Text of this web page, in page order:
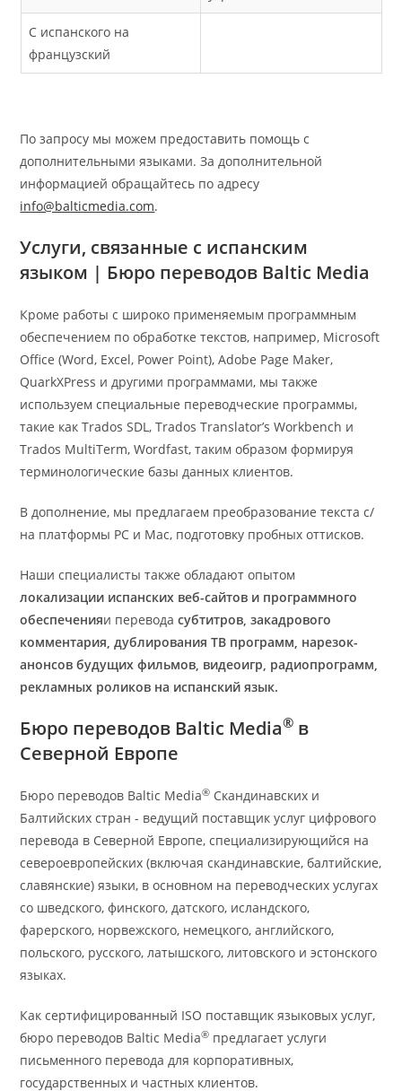
С испанского на
французский
По запросу мы можем предоставить помощь с
дополнительными языками. За дополнительной
информацией обращайтесь по адресу
info@balticmedia.com.
Услуги, связанные с испанским
языком | Бюро переводов Baltic Media
Кроме работы с широко применяемым программным
обеспечением по обработке текстов, например, Microsoft
Office (Word, Excel, Power Point), Adobe Page Maker,
QuarkXPress и другими программами, мы также
используем специальные переводческие программы,
такие как Trados SDL, Trados Translator’s Workbench и
Trados MultiTerm, Wordfast, таким образом формируя
терминологические базы данных клиентов.
В дополнение, мы предлагаем преобразование текста с/
на платформы PC и Mac, подготовку пробных оттисков.
Наши специалисты также обладают опытом
локализации испанских веб-сайтов и программного
обеспеченияи переводасубтитров, закадрового
комментария, дублирования ТВ программ, нарезок-
анонсов будущих фильмов, видеоигр, радиопрограмм,
рекламных роликов на испанский язык.
Бюро переводов Baltic Media® в
Северной Европе
Бюро переводов Baltic Media® Скандинавских и
Балтийских стран - ведущий поставщик услуг цифрового
перевода в Северной Европе, специализирующийся на
североевропейских (включая скандинавские, балтийские,
славянские) языки, в основном на переводческих услугах
со шведского, финского, датского, исландского,
фарерского, норвежского, немецкого, английского,
польского, русского, латышского, литовского и эстонского
языках.
Как сертифицированный ISO поставщик языковых услуг,
бюро переводов Baltic Media® предлагает услуги
письменного перевода для корпоративных,
государственных и частных клиентов.